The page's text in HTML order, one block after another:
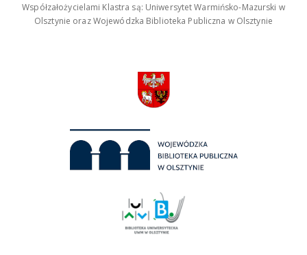
Współzałożycielami Klastra są: Uniwersytet Warmińsko-Mazurski w
Olsztynie oraz Wojewódzka Biblioteka Publiczna w Olsztynie